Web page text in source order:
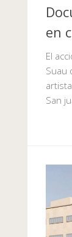
en
El
Suau
San